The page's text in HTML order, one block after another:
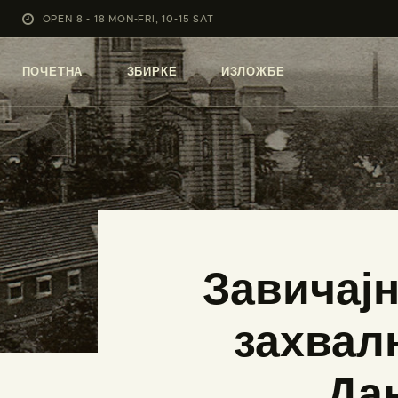
OPEN 8 - 18 MON-FRI, 10-15 SAT
ПОЧЕТНА ЗБИРКЕ ИЗЛОЖБЕ